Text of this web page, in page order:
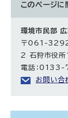
このページに
環境市民部 広
〒061-3292
2 石狩市役所
電話：
お問い合